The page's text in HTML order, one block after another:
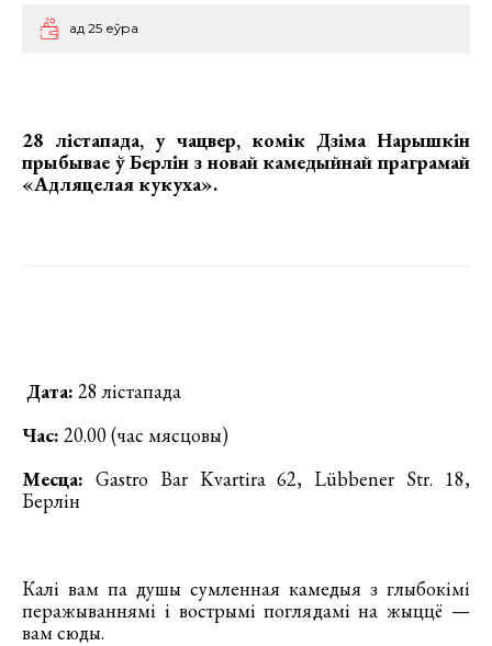
ад 25 еўра
28 лістапада, у чацвер, комік Дзіма Нарышкін
прыбывае ў Берлін з новай камедыйнай праграмай
«Адляцелая кукуха».
Дата: 28 лістапада
Час: 20.00 (час мясцовы)
Месца: Gastro Bar Kvartira 62, Lübbener Str. 18,
Берлін
Калі вам па душы сумленная камедыя з глыбокімі
перажываннямі і вострымі поглядамі на жыццё —
вам сюды.